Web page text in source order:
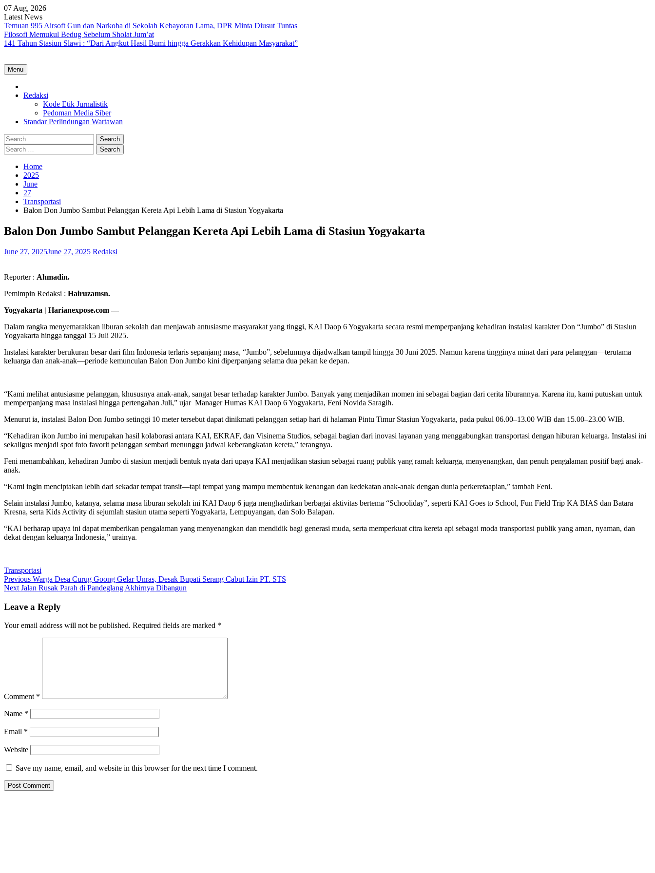
Skip
to
content
07 Aug, 2026
Latest News
Temuan 995 Airsoft Gun dan Narkoba di Sekolah Kebayoran Lama, DPR Minta Diusut Tuntas
Filosofi Memukul Bedug Sebelum Sholat Jum’at
141 Tahun Stasiun Slawi : “Dari Angkut Hasil Bumi hingga Gerakkan Kehidupan Masyarakat”
Menu
Redaksi
Kode Etik Jurnalistik
Pedoman Media Siber
Standar Perlindungan Wartawan
Search
for:
Search
for:
Home
2025
June
27
Transportasi
Balon Don Jumbo Sambut Pelanggan Kereta Api Lebih Lama di Stasiun Yogyakarta
Balon Don Jumbo Sambut Pelanggan Kereta Api Lebih Lama di Stasiun Yogyakarta
June 27, 2025June 27, 2025 Redaksi
Reporter : Ahmadin.
Pemimpin Redaksi : Hairuzamsn.
Yogyakarta | Harianexpose.com —
Dalam rangka menyemarakkan liburan sekolah dan menjawab antusiasme masyarakat yang tinggi, KAI Daop 6 Yogyakarta secara resmi memperpanjang kehadiran instalasi karakter Don “Jumbo” di Stasiun
Yogyakarta hingga tanggal 15 Juli 2025.
Instalasi karakter berukuran besar dari film Indonesia terlaris sepanjang masa, “Jumbo”, sebelumnya dijadwalkan tampil hingga 30 Juni 2025. Namun karena tingginya minat dari para pelanggan—terutama
keluarga dan anak-anak—periode kemunculan Balon Don Jumbo kini diperpanjang selama dua pekan ke depan.
“Kami melihat antusiasme pelanggan, khususnya anak-anak, sangat besar terhadap karakter Jumbo. Banyak yang menjadikan momen ini sebagai bagian dari cerita liburannya. Karena itu, kami putuskan untuk
memperpanjang masa instalasi hingga pertengahan Juli,” ujar Manager Humas KAI Daop 6 Yogyakarta, Feni Novida Saragih.
Menurut ia, instalasi Balon Don Jumbo setinggi 10 meter tersebut dapat dinikmati pelanggan setiap hari di halaman Pintu Timur Stasiun Yogyakarta, pada pukul 06.00–13.00 WIB dan 15.00–23.00 WIB.
“Kehadiran ikon Jumbo ini merupakan hasil kolaborasi antara KAI, EKRAF, dan Visinema Studios, sebagai bagian dari inovasi layanan yang menggabungkan transportasi dengan hiburan keluarga. Instalasi ini
sekaligus menjadi spot foto favorit pelanggan sembari menunggu jadwal keberangkatan kereta,” terangnya.
Feni menambahkan, kehadiran Jumbo di stasiun menjadi bentuk nyata dari upaya KAI menjadikan stasiun sebagai ruang publik yang ramah keluarga, menyenangkan, dan penuh pengalaman positif bagi anak-
anak.
“Kami ingin menciptakan lebih dari sekadar tempat transit—tapi tempat yang mampu membentuk kenangan dan kedekatan anak-anak dengan dunia perkeretaapian,” tambah Feni.
Selain instalasi Jumbo, katanya, selama masa liburan sekolah ini KAI Daop 6 juga menghadirkan berbagai aktivitas bertema “Schooliday”, seperti KAI Goes to School, Fun Field Trip KA BIAS dan Batara
Kresna, serta Kids Activity di sejumlah stasiun utama seperti Yogyakarta, Lempuyangan, dan Solo Balapan.
“KAI berharap upaya ini dapat memberikan pengalaman yang menyenangkan dan mendidik bagi generasi muda, serta memperkuat citra kereta api sebagai moda transportasi publik yang aman, nyaman, dan
dekat dengan keluarga Indonesia,” urainya.
Transportasi
Post
navigation
Previous Previous
post:
Warga Desa Curug Goong Gelar Unras, Desak Bupati Serang Cabut Izin PT. STS
Next Next
Jalan Rusak Parah di Pandeglang Akhirnya Dibangun
Leave a Reply
Your email address will not be published. Required fields are marked *
Comment *
Name *
Email *
Website
Save my name, email, and website in this browser for the next time I comment.